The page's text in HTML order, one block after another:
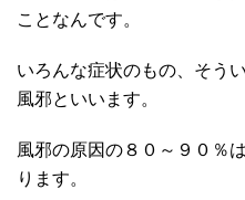
ことなんです。
いろんな症状のもの、そう
風邪といいます。
風邪の原因の８０～９０％
ります。